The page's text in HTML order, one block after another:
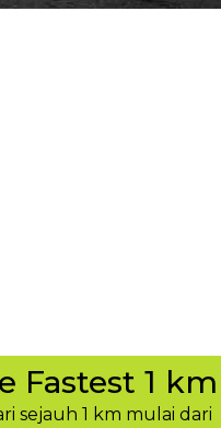
Fastest 1 km
sejauh 1 km mulai dari